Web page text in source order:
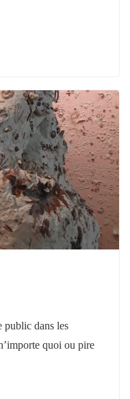
public dans les
quoi ou pire